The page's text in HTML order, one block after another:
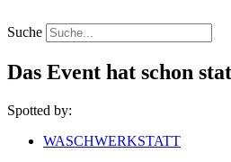
Inhalt
springen
Suche
Das Event hat schon
Spotted by:
WASCHWERKSTATT